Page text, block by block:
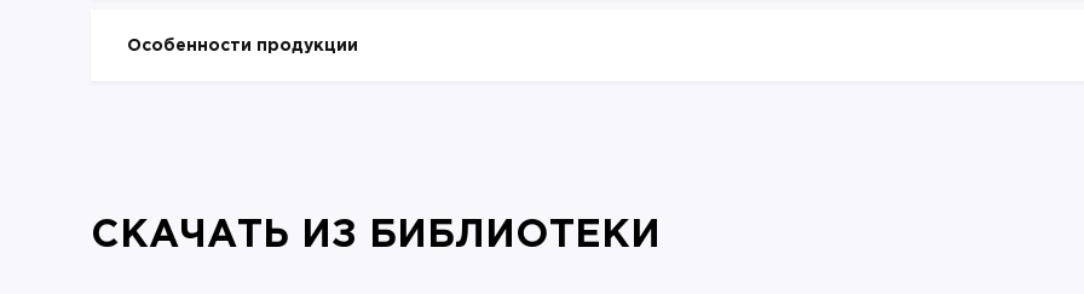
Особенности продукции
СКАЧАТЬ ИЗ БИБЛИОТЕКИ